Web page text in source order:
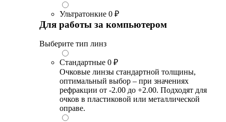
Ультратонкие 0 ₽
Для работы за компьютером
Выберите тип линз
Стандартные 0 ₽
Очковые линзы стандартной толщины,
оптимальный выбор – при значениях
рефракции от -2.00 до +2.00. Подходят для
очков в пластиковой или металлической
оправе.